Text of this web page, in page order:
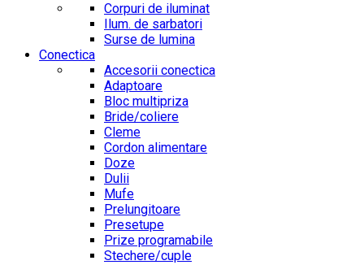
Corpuri de iluminat
Ilum. de sarbatori
Surse de lumina
Conectica
Accesorii conectica
Adaptoare
Bloc multipriza
Bride/coliere
Cleme
Cordon alimentare
Doze
Dulii
Mufe
Prelungitoare
Presetupe
Prize programabile
Stechere/cuple